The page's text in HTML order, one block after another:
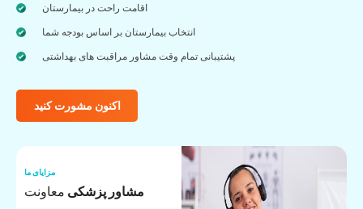
اقامت راحت در بیمارستان
انتخاب بیمارستان بر اساس بودجه شما
پشتیبانی تمام وقت مشاور مراقبت های بهداشتی
اکنون مشورت کنید
مزایای ما
مشاور پزشکی معاونت